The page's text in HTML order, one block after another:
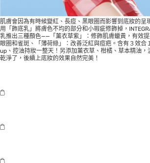
肌膚會因為有時候變紅、長痘、黑眼圈而影響到底妝的呈
用「飾底乳」將膚色不均的部分和小瑕疵修飾掉，
乳推出三種顏色——「薰衣草紫」：修飾肌膚蠟黃，有效
眼圈和雀斑、「薄荷綠」：改善泛紅與痘疤。含有３效合
up、控油持妝一整天！另添加薰衣草、柑橘、草本精油
乾淨了，後續上底妝的效果自然完美！